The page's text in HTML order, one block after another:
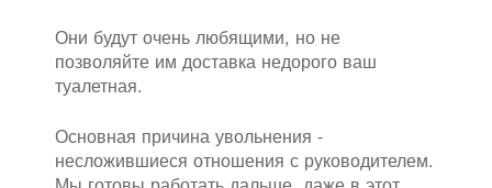
Они будут очень любящими, но не
позволяйте им доставка недорого ваш
туалетная.
Основная причина увольнения -
несложившиеся отношения с руководителем.